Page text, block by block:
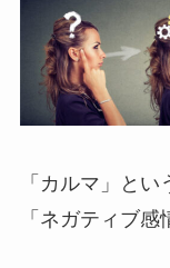
「カルマ」と
「ネガティブ感